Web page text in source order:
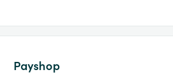
Payshop